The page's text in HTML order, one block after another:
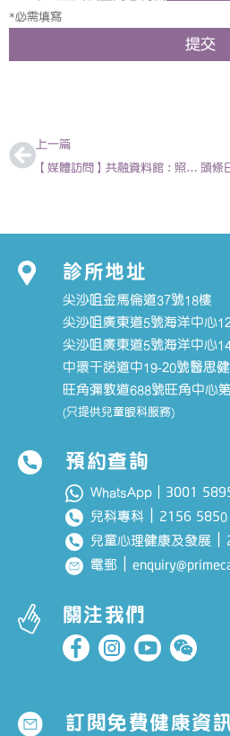
*必需填寫
提交
上一篇
【媒體訪問】共融資料館 : 照顧ADHD學童無難度 – 課堂管理及教學技巧分享 教師講座 2014-04-1 | 陳欣永 – 香港兒科醫生
診所地址
尖沙咀金馬倫道37號18樓
尖沙咀廣東道5號海洋中心
尖沙咀廣東道5號海洋中心
中環干諾道中19-20號醫思
旺角彌敦道688號旺角中心
(只提供兒童眼科服務)
預約查詢
WhatsApp｜ 3001
兒科專科 2156 5850
兒童心理健康及發展
電郵 ｜
關注我們
訂閱免費健康資